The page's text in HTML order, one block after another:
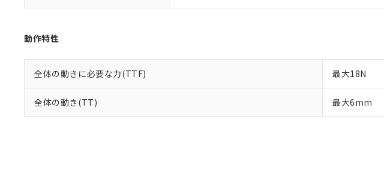
動作特性
全体の動きに必要な力(TTF) 最大18N
全体の動き(TT) 最大6mm